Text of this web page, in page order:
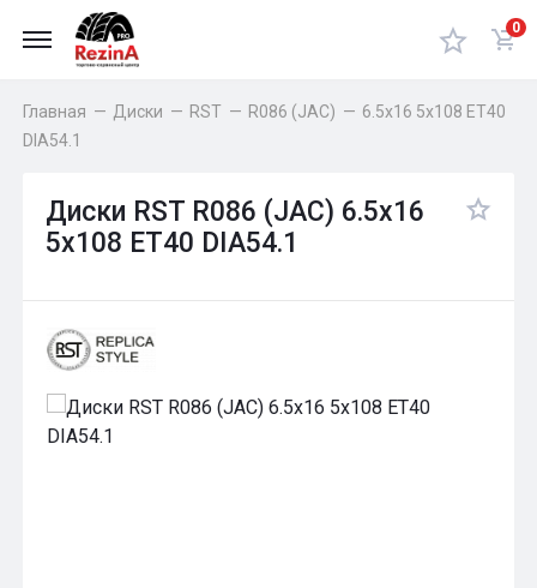
0
Главная — Диски — RST — R086 (JAC) — 6.5x16 5x108 ET40
DIA54.1
Диски RST R086 (JAC) 6.5x16
5x108 ET40 DIA54.1